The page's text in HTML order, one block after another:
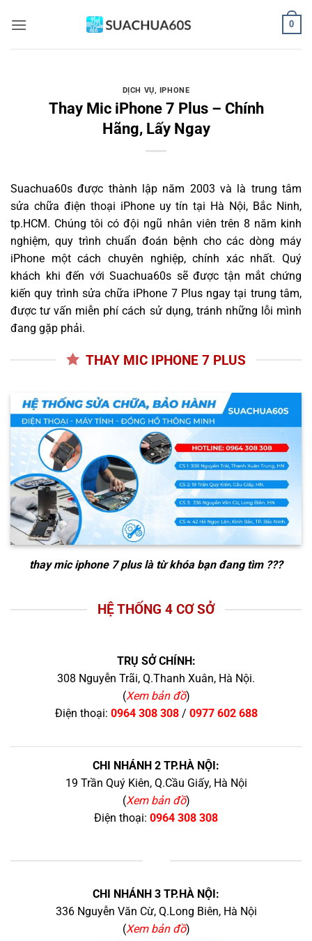
qua
0
DỊCH VỤ, IPHONE
Thay Mic iPhone 7 Plus – Chính
Hãng, Lấy Ngay
Suachua60s được thành lập năm 2003 và là trung tâm
sửa chữa điện thoại iPhone uy tín tại Hà Nội, Bắc Ninh,
tp.HCM. Chúng tôi có đội ngũ nhân viên trên 8 năm kinh
nghiệm, quy trình chuẩn đoán bệnh cho các dòng máy
iPhone một cách chuyên nghiệp, chính xác nhất. Quý
khách khi đến với Suachua60s sẽ được tận mắt chứng
kiến quy trình sửa chữa iPhone 7 Plus ngay tại trung tâm,
được tư vấn miễn phí cách sử dụng, tránh những lỗi mình
đang gặp phải.
THAY MIC IPHONE 7 PLUS
thay mic iphone 7 pluslà từ khóa bạn đang tìm ???
HỆ THỐNG 4 CƠ SỞ
TRỤ SỞ CHÍNH:
308 Nguyễn Trãi, Q.Thanh Xuân, Hà Nội.
(Xem bản đồ)
Điện thoại: 0964 308 308/ 0977 602 688
CHI NHÁNH 2 TP.HÀ NỘI:
19 Trần Quý Kiên, Q.Cầu Giấy, Hà Nội
(Xem bản đồ)
Điện thoại: 0964 308 308
CHI NHÁNH 3 TP.HÀ NỘI:
336 Nguyễn Văn Cừ, Q.Long Biên, Hà Nội
(Xem bản đồ)